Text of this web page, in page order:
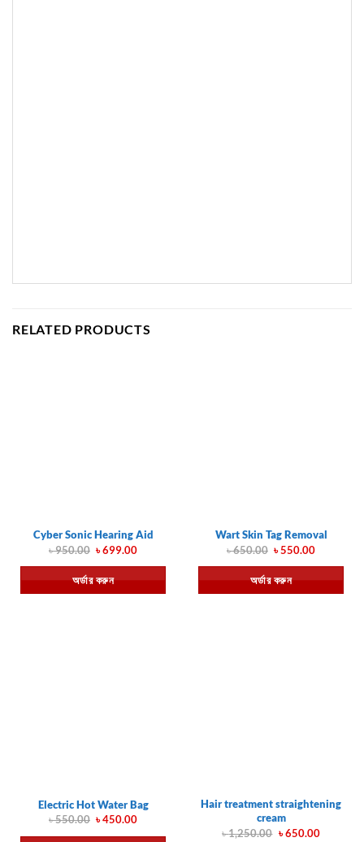
RELATED PRODUCTS
Cyber Sonic Hearing Aid
৳950.00 Original
was:
৳ 950.00.
৳699.00Current
is:
৳ 699.00.
অর্ডার করুন
Wart Skin Tag Removal
৳650.00 Original
was:
৳ 650.00.
৳550.00Current
is:
৳ 550.00.
অর্ডার করুন
Electric Hot Water Bag
৳550.00 Original
৳450.00Current
Hair treatment straightening
cream
৳1,250.00 Original
৳650.00Current